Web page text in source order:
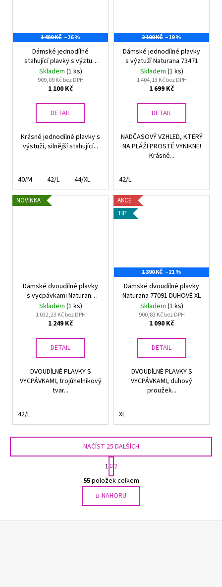
1 489 KČ –26 %
Dámské jednodílné
stahující plavky s výztuží
Naturana 73451
Skladem (1 ks)
909,09 Kč bez DPH
1 100 Kč
DETAIL
Krásné jednodílné plavky s
výstuží, silnější stahující...
40/M 42/L 44/XL
2 100 KČ –19 %
Dámské jednodílné plavky
s výztuží Naturana 73471
Skladem (1 ks)
1 404,13 Kč bez DPH
1 699 Kč
DETAIL
NADČASOVÝ VZHLED, KTERÝ
NA PLÁŽI PROSTĚ VYNIKNE!
Krásné...
42/L
NOVINKA
Dámské dvoudílné plavky
s vycpávkami Naturana
červené
Skladem (1 ks)
1 032,23 Kč bez DPH
1 249 Kč
DETAIL
DVOUDÍLNÉ PLAVKY S
VYCPÁVKAMI, trojúhelníkový
tvar...
42/L
AKCE
TIP
1 390 KČ –21 %
Dámské dvoudílné plavky
Naturana 77091 DUHOVÉ XL
Skladem (1 ks)
900,83 Kč bez DPH
1 090 Kč
DETAIL
DVOUDÍLNÉ PLAVKY S
VYCPÁVKAMI, duhový
proužek...
XL
O
v
l
á
d
NAČÍST 25 DALŠÍCH
S
t
r
á
n
k
1
2
55položek celkem
NAHORU